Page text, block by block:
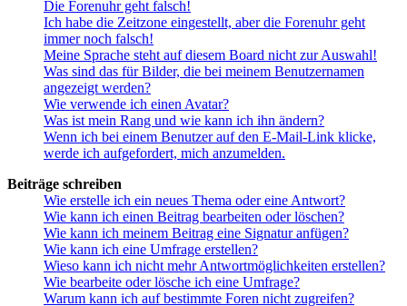
Die Forenuhr geht falsch!
Ich habe die Zeitzone eingestellt, aber die Forenuhr geht
immer noch falsch!
Meine Sprache steht auf diesem Board nicht zur Auswahl!
Was sind das für Bilder, die bei meinem Benutzernamen
angezeigt werden?
Wie verwende ich einen Avatar?
Was ist mein Rang und wie kann ich ihn ändern?
Wenn ich bei einem Benutzer auf den E-Mail-Link klicke,
werde ich aufgefordert, mich anzumelden.
Beiträge schreiben
Wie erstelle ich ein neues Thema oder eine Antwort?
Wie kann ich einen Beitrag bearbeiten oder löschen?
Wie kann ich meinem Beitrag eine Signatur anfügen?
Wie kann ich eine Umfrage erstellen?
Wieso kann ich nicht mehr Antwortmöglichkeiten erstellen?
Wie bearbeite oder lösche ich eine Umfrage?
Warum kann ich auf bestimmte Foren nicht zugreifen?